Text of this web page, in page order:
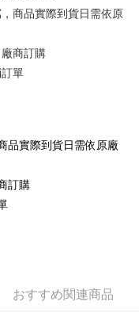
結帳，避免整筆訂單等
料
不同預購月份建議分開
商品實際到貨日需依原
商訂購
單
品實際到貨日需依原廠
訂購
おすすめ関連商品